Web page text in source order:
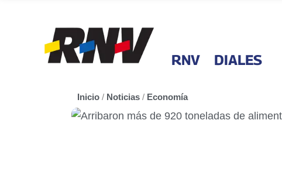
RNV DIALES
Inicio / Noticias / Economía